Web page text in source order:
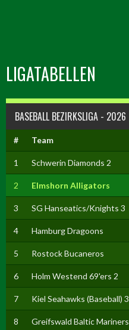
LIGATABELLEN
BASEBALL BEZIRKSLIGA - 2026
# Team
1 Schwerin Diamonds 2
2 Elmshorn Alligators
3 SG Hanseatics/Knights 3
4 Hamburg Dragoons
5 Rostock Bucaneros
6 Holm Westend 69'ers 2
7 Kiel Seahawks (Baseball) 3
8 Greifswald Baltic Mariners